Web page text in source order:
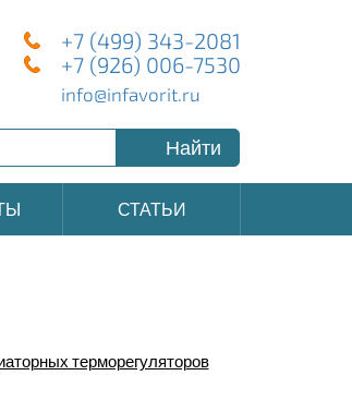
+7 (499) 343-2081
+7 (926) 006-7530
info@infavorit.ru
Найти
СТАТЬИ
терморегуляторов